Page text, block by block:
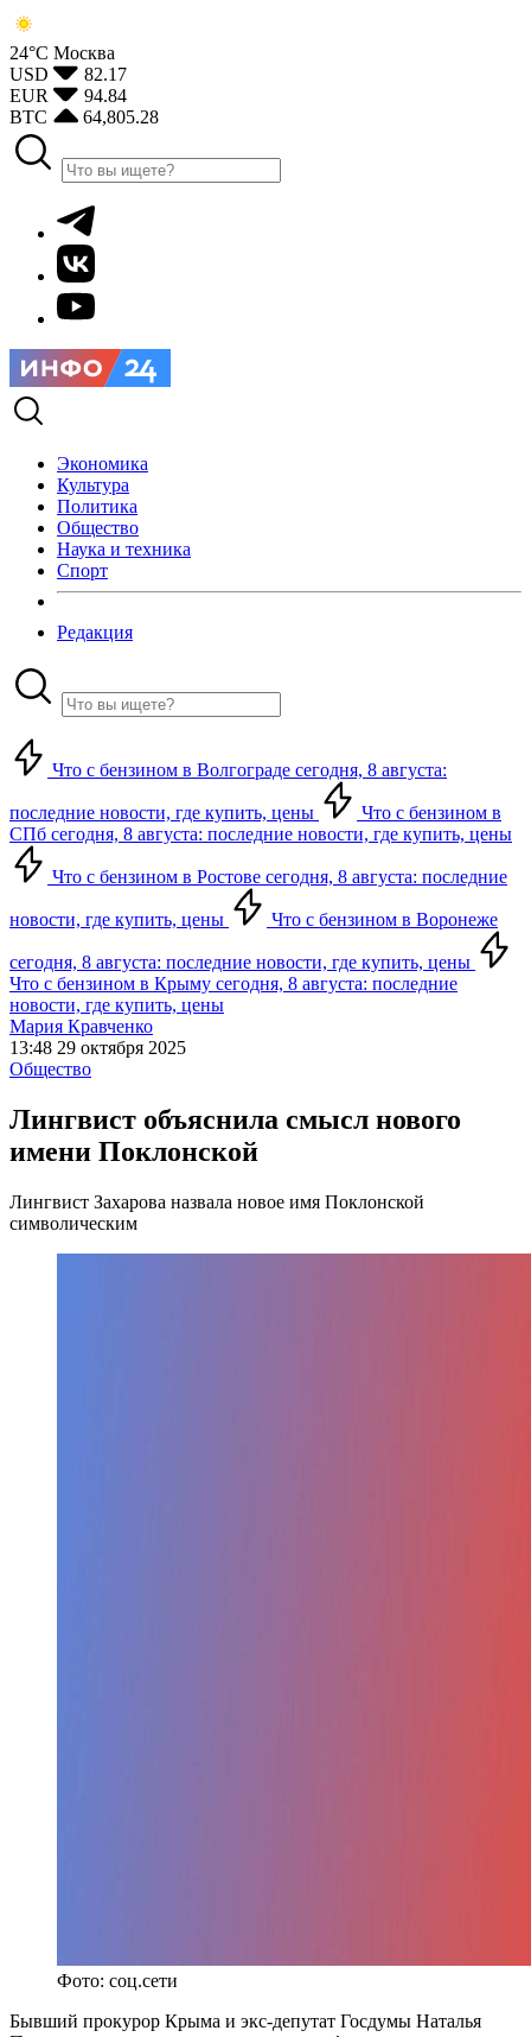
24°С Москва
USD
82.17
EUR
94.84
BTC
64,805.28
Экономика
Культура
Политика
Общество
Наука и техника
Спорт
Редакция
Что с бензином в Волгограде сегодня, 8 августа:
последние новости, где купить, цены
Что с бензином в
СПб сегодня, 8 августа: последние новости, где купить, цены
Что с бензином в Ростове сегодня, 8 августа: последние
новости, где купить, цены Что с бензином в Воронеже
сегодня, 8 августа: последние новости, где купить, цены
Что с бензином в Крыму сегодня, 8 августа: последние
новости, где купить, цены
Мария Кравченко
13:48 29 октября 2025
Общество
Лингвист объяснила смысл нового
имени Поклонской
Лингвист Захарова назвала новое имя Поклонской
символическим
Фото: соц.сети
Бывший прокурор Крыма и экс-депутат Госдумы Наталья